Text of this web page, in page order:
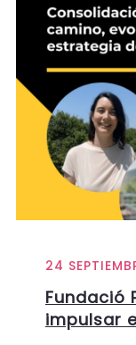
24
Fundació
impulsar